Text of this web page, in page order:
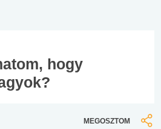
hogy
MEGOSZTOM